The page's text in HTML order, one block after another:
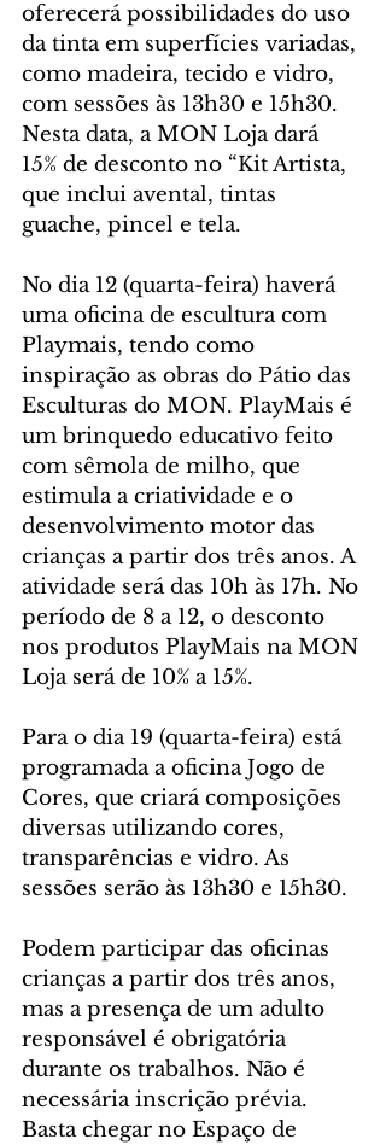
oferecerá possibilidades do uso
da tinta em superfícies variadas,
como madeira, tecido e vidro,
com sessões às 13h30 e 15h30.
Nesta data, a MON Loja dará
15% de desconto no “Kit Artista,
que inclui avental, tintas
guache, pincel e tela.
No dia 12 (quarta-feira) haverá
uma oficina de escultura com
Playmais, tendo como
inspiração as obras do Pátio das
Esculturas do MON. PlayMais é
um brinquedo educativo feito
com sêmola de milho, que
estimula a criatividade e o
desenvolvimento motor das
crianças a partir dos três anos. A
atividade será das 10h às 17h. No
período de 8 a 12, o desconto
nos produtos PlayMais na MON
Loja será de 10% a 15%.
Para o dia 19 (quarta-feira) está
programada a oficina Jogo de
Cores, que criará composições
diversas utilizando cores,
transparências e vidro. As
sessões serão às 13h30 e 15h30.
Podem participar das oficinas
crianças a partir dos três anos,
mas a presença de um adulto
responsável é obrigatória
durante os trabalhos. Não é
necessária inscrição prévia.
Basta chegar no Espaço de